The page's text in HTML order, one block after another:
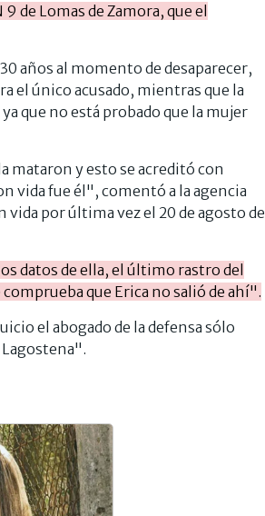
de Lomas de Zamora, que el
años al momento de desaparecer,
el único acusado, mientras que la
que no está probado que la mujer
mataron y esto se acreditó con
vida fue él", comentó a la agencia
vida por última vez el 20 de agosto de
datos de ella, el último rastro del
comprueba que Erica no salió de ahí".
el abogado de la defensa sólo